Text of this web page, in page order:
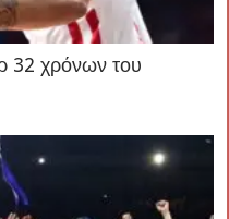
32 χρόνων του